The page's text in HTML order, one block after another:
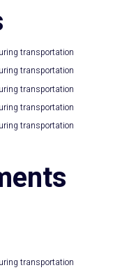
transportation
transportation
transportation
transportation
transportation
transportation